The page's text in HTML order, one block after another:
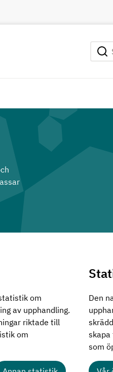
om
av upphandling.
riktade till
om
Den
skapa
som